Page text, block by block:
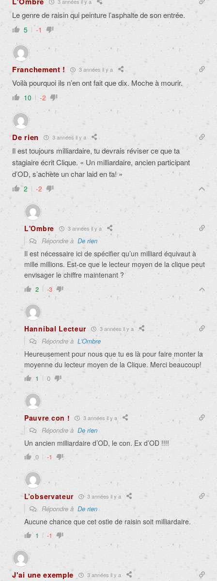
Le genre de raisin qui peinture l’asphalte de son entrée.
5 -1
Franchement ! 3 années il y a
Voilà pourquoi ils n’en ont fait que dix. Moche à mourir.
10 -2
De rien 3 années il y a
Il est toujours milliardaire, tu devrais réviser ce que ta
stagiaire écrit Clique. « Un milliardaire, ancien participant
d’OD, s’achète un char laid en ta! »
2 -2
L'Ombre 3 années il y a
Répondre à De rien
Il est nécessaire ici de spécifier qu’un milliard équivaut à
mille millions. Est-ce que le lecteur moyen de la clique peut
envisager le chiffre maintenant ?
2 -3
Hannibal Lecteur 3 années il y a
Répondre à L'Ombre
Heureusement pour nous que tu es là pour faire monter la
moyenne du lecteur moyen de la Clique. Merci beaucoup!
1 0
Pauvre con ! 3 années il y a
Répondre à De rien
Un ancien milliardaire d’OD, le con. Ex d’OD !!!!
0 -1
L’observateur 3 années il y a
Répondre à De rien
Aucune chance que cet ostie de raisin soit milliardaire.
1 -1
J'ai une exemple 3 années il y a